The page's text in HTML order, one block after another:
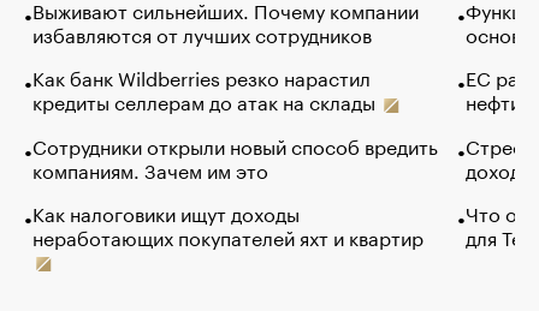
Выживают сильнейших. Почему компании
избавляются от лучших сотрудников
Как банк Wildberries резко нарастил
кредиты селлерам до атак на склады
Сотрудники открыли новый способ вредить
компаниям. Зачем им это
Как налоговики ищут доходы
неработающих покупателей яхт и квартир
основ
ЕС
нефти
Что
для